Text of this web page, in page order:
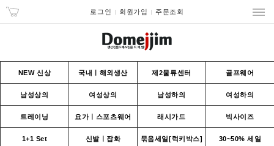
로그인 회원가입 주문조회
NEW 신상 국내ㅣ해외생산 제2물류센터 골프웨어
남성상의 여성상의 남성하의 여성하의
트레이닝 요가ㅣ스포츠웨어 래시가드 빅사이즈
1+1 Set 신발ㅣ잡화 묶음세일[럭키박스] 30~50% 세일